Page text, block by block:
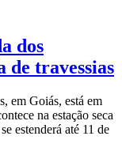
dos
de travessias
em Goiás, está em
na estação seca
estenderá até 11 de